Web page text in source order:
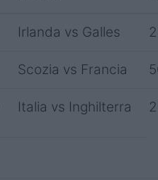
Irlanda vs Galles
Scozia vs Francia
Italia vs Inghilterra